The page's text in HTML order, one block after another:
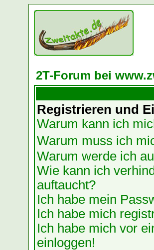
2T-Forum bei
Registrieren und
Warum kann ich
Warum muss ich
Warum werde ich
Wie kann ich
auftaucht?
Ich habe mein
Ich habe mich
Ich habe mich vor
einloggen!